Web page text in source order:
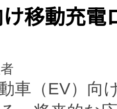
移動充
車（EV）向